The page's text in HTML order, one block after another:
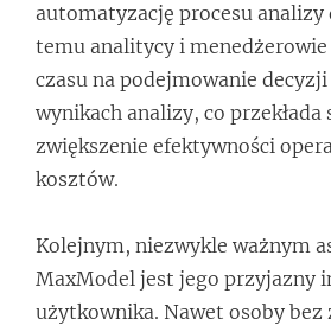
automatyzację procesu analizy
temu analitycy i menedżerowie
czasu na podejmowanie
wynikach analizy, co przekłada
zwiększenie efektywności
kosztów.
Kolejnym, niezwykle ważnym
MaxModel jest jego przyjazny
użytkownika. Nawet osoby bez